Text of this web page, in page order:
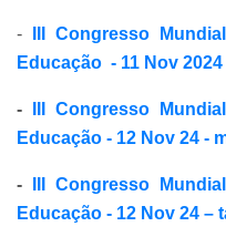
-
III Congresso
Educação - 11 Nov 2024
-
III Congresso
Educação - 12 Nov 24 -
-
III Congresso
Educação - 12 Nov 24 –